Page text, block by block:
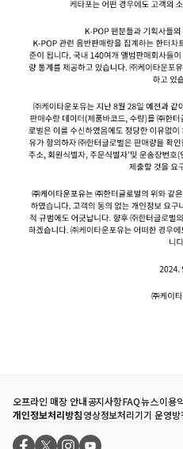
오프라인 매장 안내공지사항FAQ뉴스이용
개인정보처리방침영상정보처리기기 운영방